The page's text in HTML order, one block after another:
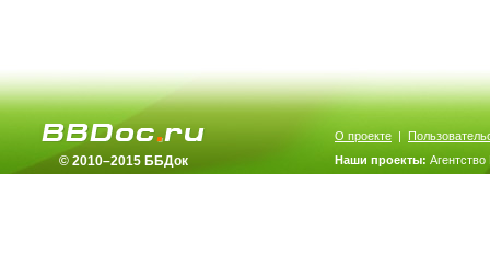
© 2010–2015 ББДок
О проекте |
Наши проекты: